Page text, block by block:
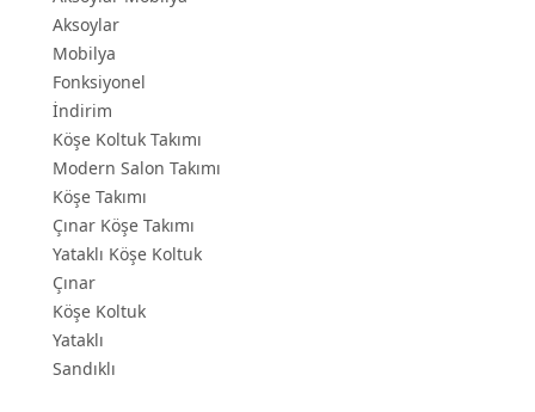
Aksoylar
Mobilya
Fonksiyonel
İndirim
Köşe Koltuk Takımı
Modern Salon Takımı
Köşe Takımı
Çınar Köşe Takımı
Yataklı Köşe Koltuk
Çınar
Köşe Koltuk
Yataklı
Sandıklı